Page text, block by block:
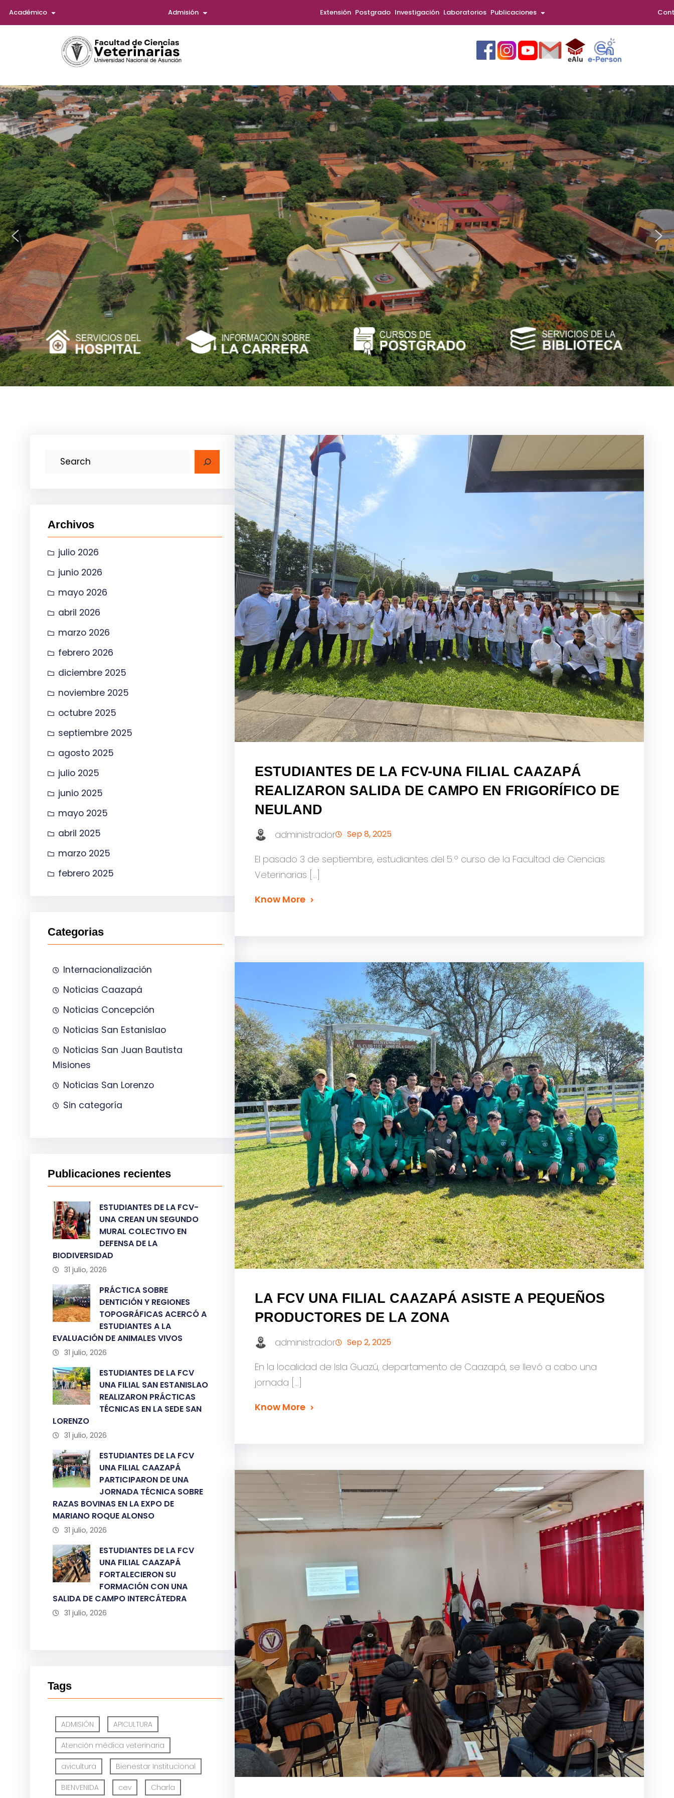
Saltar
contenido
Académico Admisión Extensión Postgrado Investigación Laboratorios Publicaciones
r
Archivos
julio 2026
junio 2026
mayo 2026
abril 2026
marzo 2026
febrero 2026
diciembre 2025
noviembre 2025
octubre 2025
septiembre 2025
agosto 2025
julio 2025
junio 2025
mayo 2025
abril 2025
marzo 2025
febrero 2025
Categorias
Internacionalización
Noticias Caazapá
Noticias Concepción
Noticias San Estanislao
Noticias San Juan Bautista
Misiones
Noticias San Lorenzo
Sin categoría
Publicaciones recientes
ESTUDIANTES DE LA FCV-
UNA CREAN UN SEGUNDO
MURAL COLECTIVO EN
DEFENSA DE LA
BIODIVERSIDAD
31 julio, 2026
PRÁCTICA SOBRE
DENTICIÓN Y REGIONES
TOPOGRÁFICAS ACERCÓ A
ESTUDIANTES A LA
EVALUACIÓN DE ANIMALES VIVOS
31 julio, 2026
ESTUDIANTES DE LA FCV
UNA FILIAL SAN ESTANISLAO
REALIZARON PRÁCTICAS
TÉCNICAS EN LA SEDE SAN
LORENZO
31 julio, 2026
ESTUDIANTES DE LA FCV
UNA FILIAL CAAZAPÁ
PARTICIPARON DE UNA
JORNADA TÉCNICA SOBRE
RAZAS BOVINAS EN LA EXPO DE
MARIANO ROQUE ALONSO
31 julio, 2026
ESTUDIANTES DE LA FCV
UNA FILIAL CAAZAPÁ
FORTALECIERON SU
FORMACIÓN CON UNA
SALIDA DE CAMPO INTERCÁTEDRA
31 julio, 2026
Tags
ADMISIÓN APICULTURA
Atención médica veterinaria
avicultura Bienestar Institucional
BIENVENIDA cev Charla
ESTUDIANTES DE LA FCV-UNA FILIAL CAAZAPÁ
REALIZARON SALIDA DE CAMPO EN FRIGORÍFICO DE
NEULAND
administrador Sep 8, 2025
El pasado 3 de septiembre, estudiantes del 5.º curso de la Facultad de Ciencias
Veterinarias […]
Know More
LA FCV UNA FILIAL CAAZAPÁ ASISTE A PEQUEÑOS
PRODUCTORES DE LA ZONA
administrador Sep 2, 2025
En la localidad de Isla Guazú, departamento de Caazapá, se llevó a cabo una
jornada […]
Know More